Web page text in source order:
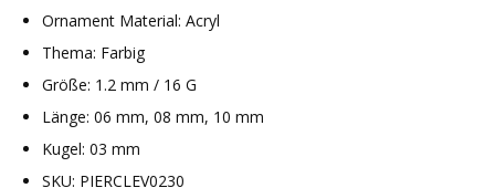
Ornament Material: Acryl
Thema: Farbig
Größe: 1.2 mm / 16 G
Länge: 06 mm, 08 mm, 10 mm
Kugel: 03 mm
SKU: PIERCLEV0230